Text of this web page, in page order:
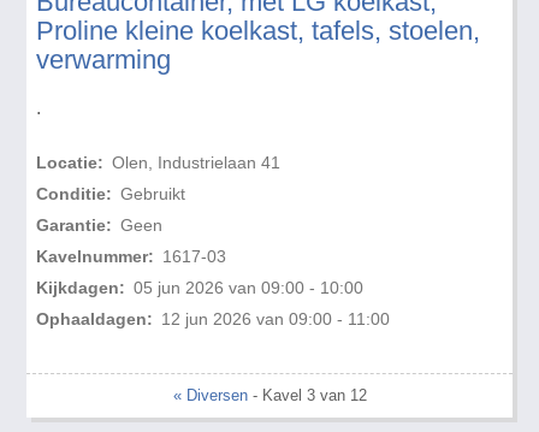
Proline kleine koelkast, tafels, stoelen,
verwarming
.
Locatie: Olen, Industrielaan 41
Conditie: Gebruikt
Garantie: Geen
Kavelnummer: 1617-03
Kijkdagen: 05 jun 2026 van 09:00 - 10:00
Ophaaldagen: 12 jun 2026 van 09:00 - 11:00
« Diversen- Kavel 3 van 12